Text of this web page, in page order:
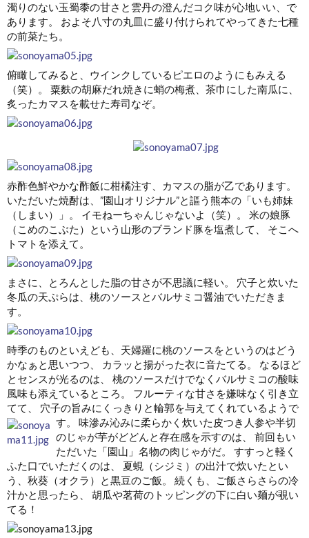
濁りのない玉蜀黍の甘さと雲丹の澄んだコク味が心地いい、で
あります。 およそ八寸の丸皿に盛り付けられてやってきた七種
の前菜たち。
俯瞰してみると、ウインクしているピエロのようにもみえる
（笑）。 粟麩の胡麻だれ焼きに蛸の梅煮、茶巾にした南瓜に、
炙ったカマスを載せた寿司なぞ。
赤酢色鮮やかな酢飯に柑橘注す、カマスの脂が乙であります。
いただいた焼酎は、”園山オリジナル”と謳う熊本の「いも姉妹
（しまい）」。 イモねーちゃんじゃないよ（笑）。 米の娘豚
（こめのこぶた）という山形のブランド豚を塩煮して、 そこへ
トマトを添えて。
まさに、とろんとした脂の甘さが不思議に軽い。 穴子と炊いた
冬瓜の天ぷらは、桃のソースとバルサミコ醤油でいただきま
す。
時季のものといえども、天婦羅に桃のソースをというのはどう
かなぁと思いつつ、 カラッと揚がった衣に音たてる。 なるほど
とセンスが光るのは、 桃のソースだけでなくバルサミコの酸味
風味も添えているところ。 フルーティな甘さを嫌味なく引き立
てて、 穴子の旨みにくっきりと輪郭を与えてくれているようで
す。 味滲み沁みに柔らかく炊いた皮つき人参や半切
のじゃが芋がどどんと存在感を示すのは、 前回もい
ただいた「園山」名物の肉じゃがだ。 すすっと軽く
ふた口でいただくのは、 夏蜆（シジミ）の出汁で炊いたとい
う、秋葵（オクラ）と黒豆のご飯。 続くも、ご飯さらさらの冷
汁かと思ったら、 胡瓜や茗荷のトッピングの下に白い麺が覗い
てる！